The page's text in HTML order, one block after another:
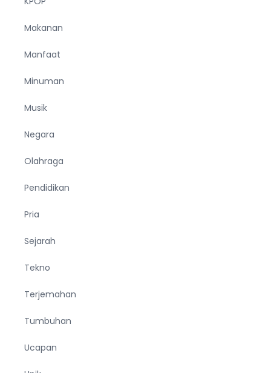
Makanan
Manfaat
Minuman
Musik
Negara
Olahraga
Pendidikan
Pria
Sejarah
Tekno
Terjemahan
Tumbuhan
Ucapan